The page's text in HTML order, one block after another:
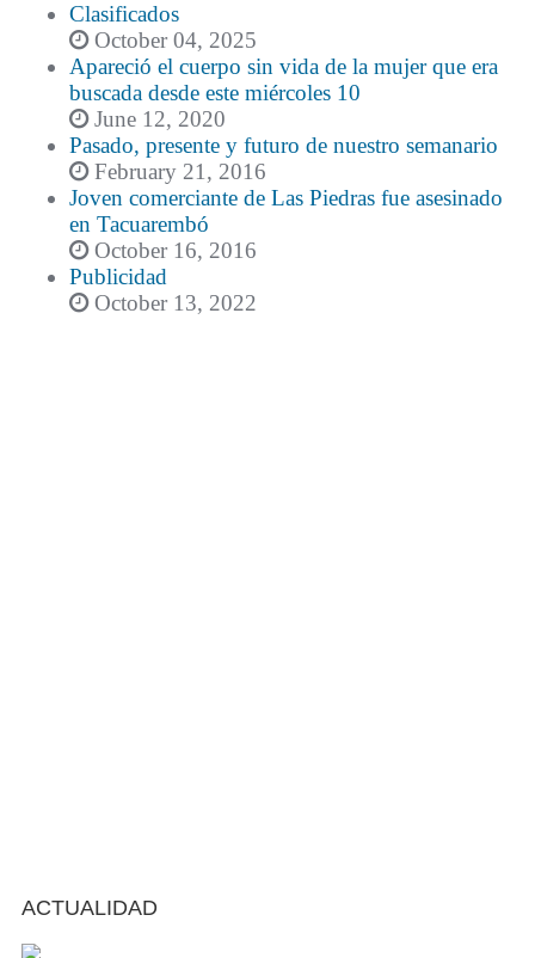
Clasificados
October 04, 2025
Apareció el cuerpo sin vida de la mujer que era
buscada desde este miércoles 10
June 12, 2020
Pasado, presente y futuro de nuestro semanario
February 21, 2016
Joven comerciante de Las Piedras fue asesinado
en Tacuarembó
October 16, 2016
Publicidad
October 13, 2022
ACTUALIDAD